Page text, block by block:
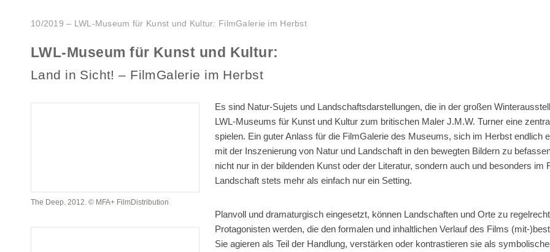
10/2019 – LWL-Museum für Kunst und Kultur: FilmGalerie im Herbst
LWL-Museum für Kunst und Kultur:
Land in Sicht! – FilmGalerie im Herbst
The Deep. 2012. © MFA+ FilmDistribution
Es sind Natur-Sujets und Landschaftsdarstellungen, die in der großen
LWL-Museums für Kunst und Kultur zum britischen Maler J.M.W. Turner eine
spielen. Ein guter Anlass für die FilmGalerie des Museums, sich im Herbst endlich
mit der Inszenierung von Natur und Landschaft in den bewegten Bildern zu
nicht nur in der bildenden Kunst oder der Literatur, sondern auch und besonders im
Landschaft stets mehr als einfach nur ein Setting.
Planvoll und dramaturgisch eingesetzt, können Landschaften und Orte zu
Protagonisten werden, die den formalen und inhaltlichen Verlauf des Films (mit-
Sie agieren als Teil der Handlung, verstärken oder kontrastieren sie als